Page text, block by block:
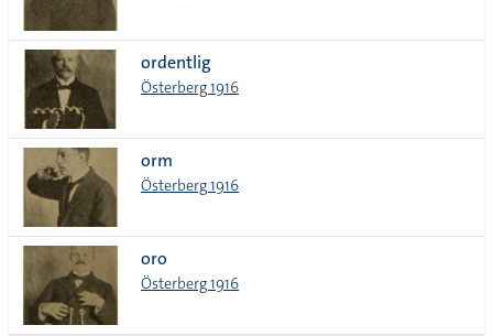
ordentlig
Österberg 1916
orm
Österberg 1916
oro
Österberg 1916